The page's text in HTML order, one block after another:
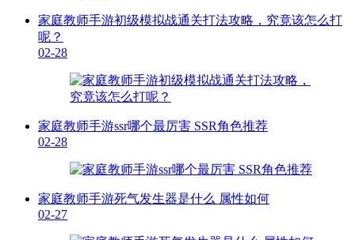
家庭教师手游初级模拟战通关打法攻略，究竟该怎么打
呢？
02-28
家庭教师手游ssr哪个最厉害 SSR角色推荐
02-28
家庭教师手游死气发生器是什么 属性如何
02-27